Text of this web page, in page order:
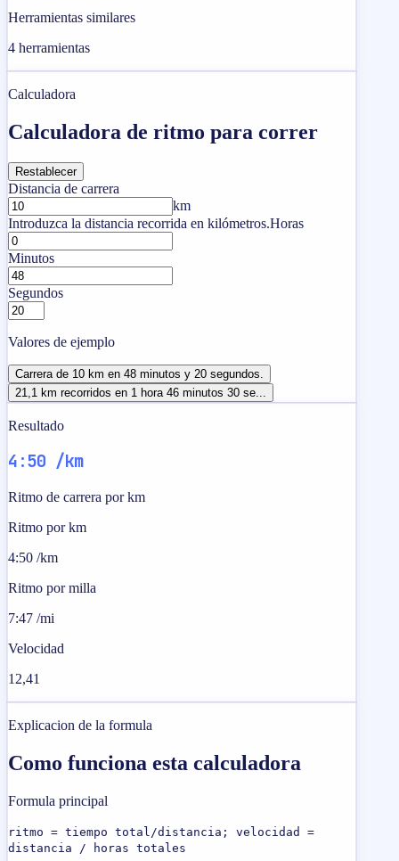
Herramientas similares
4 herramientas
Calculadora
Calculadora de ritmo para correr
Restablecer
Distancia de carrera
km
Introduzca la distancia recorrida en kilómetros.Horas
Minutos
Segundos
Valores de ejemplo
Carrera de 10 km en 48 minutos y 20 segundos.
21,1 km recorridos en 1 hora 46 minutos 30 se...
Resultado
4:50 /km
Ritmo de carrera por km
Ritmo por km
4:50 /km
Ritmo por milla
7:47 /mi
Velocidad
12,41
Explicacion de la formula
Como funciona esta calculadora
Formula principal
ritmo = tiempo total/distancia; velocidad =
distancia / horas totales